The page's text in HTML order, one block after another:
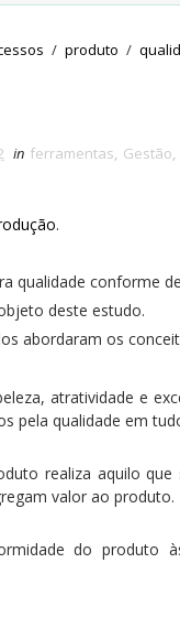
/ produto /
in ferramentas, Gestão,
.
qualidade conforme
deste estudo.
abordaram os
atratividade e
pela qualidade em
realiza aquilo
valor ao produto.
do produto